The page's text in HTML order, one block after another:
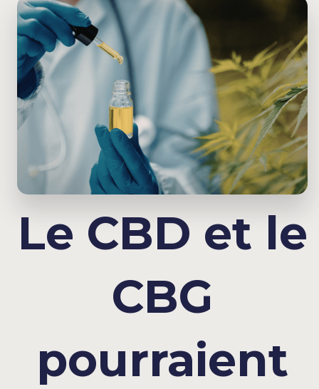
Le CBD et le
CBG
pourraient